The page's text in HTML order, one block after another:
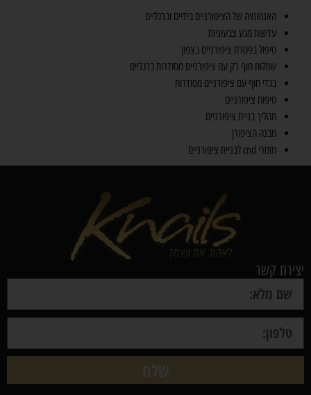
האנטומיה של הציפורניים בידיים וברגליים
עדשות מגע צבעוניות
טיפול בפטרת ציפורניים בצפון
שמלות חוף רק עם ציפורניים מסודרות ברגליים
בגדי חוף עם ציפורניים מסודרות
טיפוח ציפורניים
תהליך בניית ציפורניים
מבנה הציפורן
חומרי cnd לבניית ציפורניים
יצירת קשר
שלח